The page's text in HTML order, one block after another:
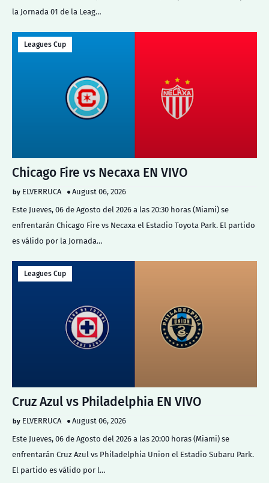
la Jornada 01 de la Leag…
Leagues Cup
Chicago Fire vs Necaxa EN VIVO
ELVERRUCA
August 06, 2026
Este Jueves, 06 de Agosto del 2026 a las 20:30 horas (Miami) se
enfrentarán Chicago Fire vs Necaxa el Estadio Toyota Park. El partido
es válido por la Jornada…
Leagues Cup
Cruz Azul vs Philadelphia EN VIVO
ELVERRUCA
August 06, 2026
Este Jueves, 06 de Agosto del 2026 a las 20:00 horas (Miami) se
enfrentarán Cruz Azul vs Philadelphia Union el Estadio Subaru Park.
El partido es válido por l…